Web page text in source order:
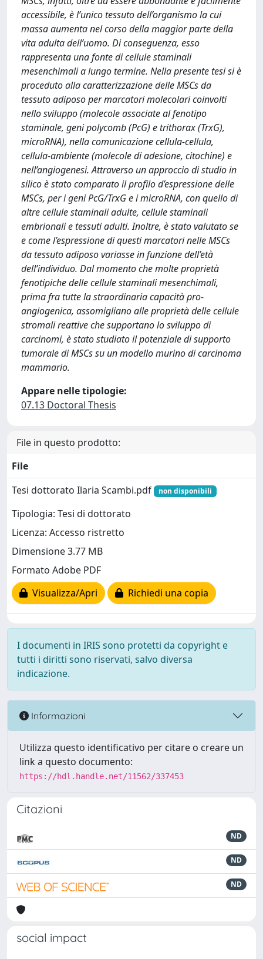
accessibile, è l’unico tessuto dell’organismo la cui
massa aumenta nel corso della maggior parte della
vita adulta dell’uomo. Di conseguenza, esso
rappresenta una fonte di cellule staminali
mesenchimali a lungo termine. Nella presente tesi si è
proceduto alla caratterizzazione delle MSCs da
tessuto adiposo per marcatori molecolari coinvolti
nello sviluppo (molecole associate al fenotipo
staminale, geni polycomb (PcG) e trithorax (TrxG),
microRNA), nella comunicazione cellula-cellula,
cellula-ambiente (molecole di adesione, citochine) e
nell’angiogenesi. Attraverso un approccio di studio in
silico è stato comparato il profilo d’espressione delle
MSCs, per i geni PcG/TrxG e i microRNA, con quello di
altre cellule staminali adulte, cellule staminali
embrionali e tessuti adulti. Inoltre, è stato valutato se
e come l’espressione di questi marcatori nelle MSCs
da tessuto adiposo variasse in funzione dell’età
dell’individuo. Dal momento che molte proprietà
fenotipiche delle cellule staminali mesenchimali,
prima fra tutte la straordinaria capacità pro-
angiogenica, assomigliano alle proprietà delle cellule
stromali reattive che supportano lo sviluppo di
carcinomi, è stato studiato il potenziale di supporto
tumorale di MSCs su un modello murino di carcinoma
mammario.
Appare nelle tipologie:
07.13 Doctoral Thesis
File in questo prodotto:
File
Tesi dottorato Ilaria Scambi.pdf
non disponibili
Tipologia: Tesi di dottorato
Licenza: Accesso ristretto
Dimensione 3.77 MB
Formato Adobe PDF
Visualizza/Apri
Richiedi una copia
I documenti in IRIS sono protetti da copyright e
tutti i diritti sono riservati, salvo diversa
indicazione.
Informazioni
Utilizza questo identificativo per citare o creare un
link a questo documento:
https://hdl.handle.net/11562/337453
Citazioni
ND
ND
ND
social impact